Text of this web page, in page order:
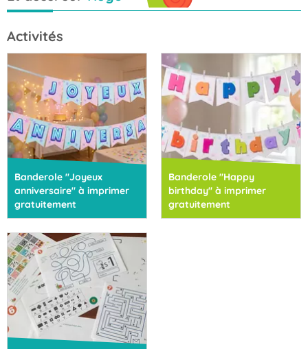
Activités
Banderole "Joyeux
anniversaire" à imprimer
gratuitement
Banderole "Happy
birthday" à imprimer
gratuitement